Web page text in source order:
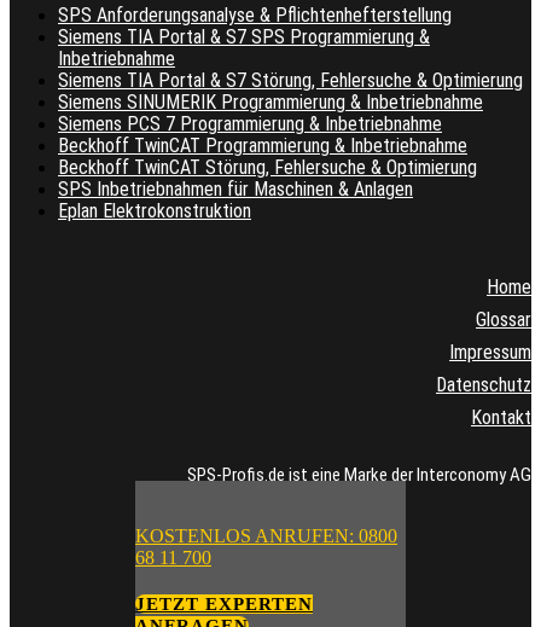
KOSTENLOS ANRUFEN: 0800
68 11 700
JETZT EXPERTEN
SPS Anforderungsanalyse & Pflichtenhefterstellung
Siemens TIA Portal & S7 SPS Programmierung &
Inbetriebnahme
Siemens TIA Portal & S7 Störung, Fehlersuche & Optimierung
Siemens SINUMERIK Programmierung & Inbetriebnahme
Siemens PCS 7 Programmierung & Inbetriebnahme
Beckhoff TwinCAT Programmierung & Inbetriebnahme
Beckhoff TwinCAT Störung, Fehlersuche & Optimierung
SPS Inbetriebnahmen für Maschinen & Anlagen
Eplan Elektrokonstruktion
Home
Glossar
Impressum
Datenschutz
Kontakt
SPS-Profis.de ist eine Marke der Interconomy AG